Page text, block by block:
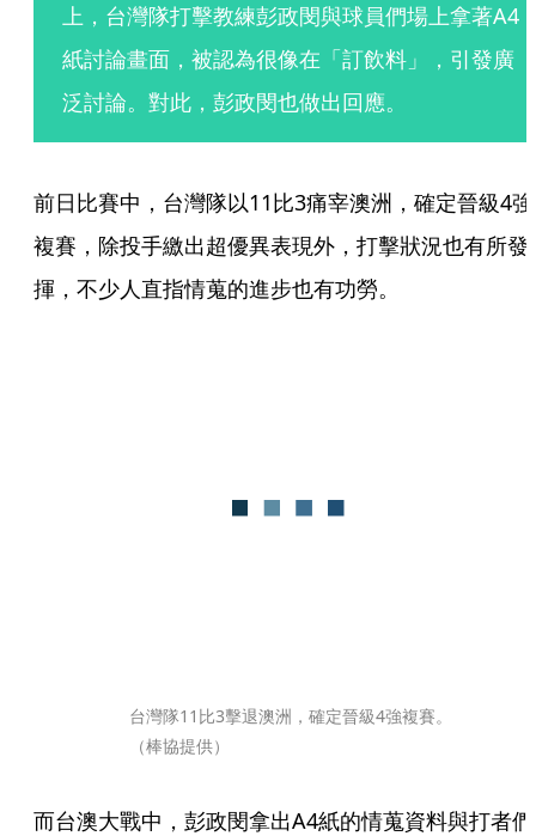
上，台灣隊打擊教練彭政閔與球員們場上拿著A4
紙討論畫面，被認為很像在「訂飲料」，引發廣
泛討論。對此，彭政閔也做出回應。
前日比賽中，台灣隊以11比3痛宰澳洲，確定晉級4強
複賽，除投手繳出超優異表現外，打擊狀況也有所發
揮，不少人直指情蒐的進步也有功勞。
台灣隊11比3擊退澳洲，確定晉級4強複賽。
（棒協提供）
而台澳大戰中，彭政閔拿出A4紙的情蒐資料與打者們